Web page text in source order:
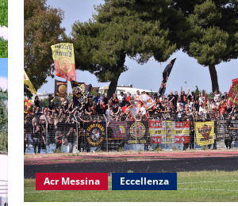
Acr Messina Eccellenza